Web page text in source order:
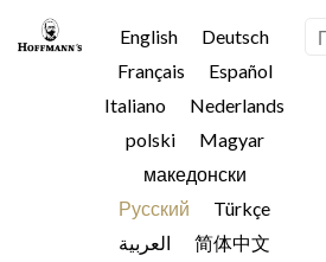
English
Deutsch
Français
Español
Italiano
Nederlands
polski
Magyar
македонски
Русский
Türkçe
العربية
简体中文